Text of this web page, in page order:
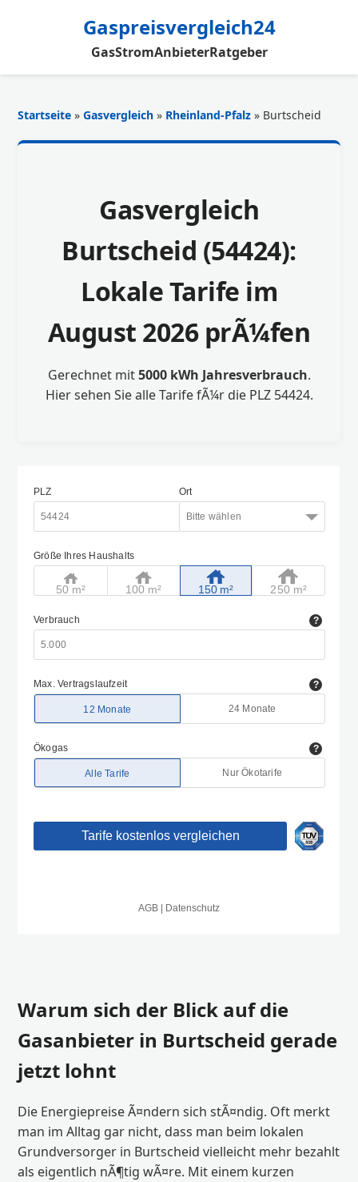
Gaspreisvergleich24
GasStromAnbieterRatgeber
Startseite »Gasvergleich » Rheinland-Pfalz » Burtscheid
Gasvergleich
Burtscheid (54424):
Lokale Tarife im
August 2026 prÃ¼fen
Gerechnet mit5000 kWh Jahresverbrauch.
Hier sehen Sie alle Tarife fÃ¼r die PLZ 54424.
Warum sich der Blick auf die
Gasanbieter in Burtscheid gerade
jetzt lohnt
Die Energiepreise Ã¤ndern sich stÃ¤ndig. Oft merkt
man im Alltag gar nicht, dass man beim lokalen
Grundversorger in Burtscheid vielleicht mehr bezahlt
als eigentlich nÃ¶tig wÃ¤re. Mit einem kurzen